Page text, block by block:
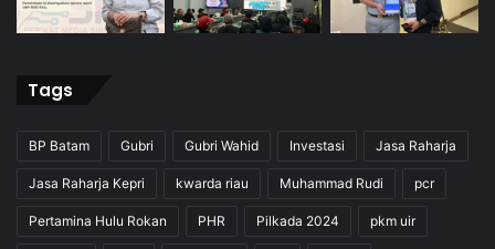
Tags
BP Batam Gubri Gubri Wahid Investasi Jasa Raharja
Jasa Raharja Kepri kwarda riau Muhammad Rudi pcr
Pertamina Hulu Rokan PHR Pilkada 2024 pkm uir